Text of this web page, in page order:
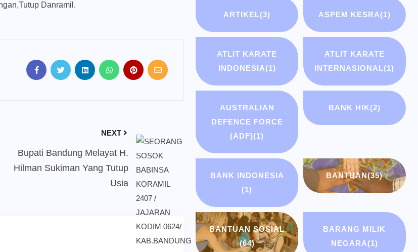
Danramil.
NEXT
Bupati Bandung Melayat H.
Hilman Sukiman Yang Tutup
Usia
ARTIKEL(3) ASPEM KESRA(1)
ATLIT KARATE
INDONESIA(1)
ATLIT KARATE
INTERNASIONAL(1)
AUSTRALIAN
DEFENCE FORCE
(ADF)(1)
BANK HIK(2)
BANK INDONESIA
(1)
BANTUAN(35)
BANTUAN SOSIAL
(64)
BARANG MILIK
NEGARA(1)